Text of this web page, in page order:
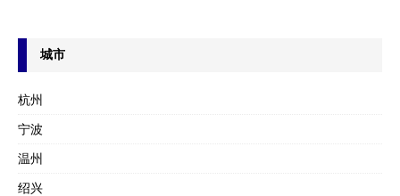
城市
杭州
宁波
温州
绍兴